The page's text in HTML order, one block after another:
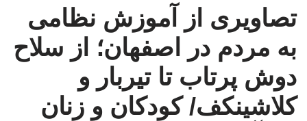
تصاویری از آموزش نظامی
به مردم در اصفهان؛ از سلاح
دوش پرتاب تا تیربار و
کلاشینکف/ کودکان و زنان